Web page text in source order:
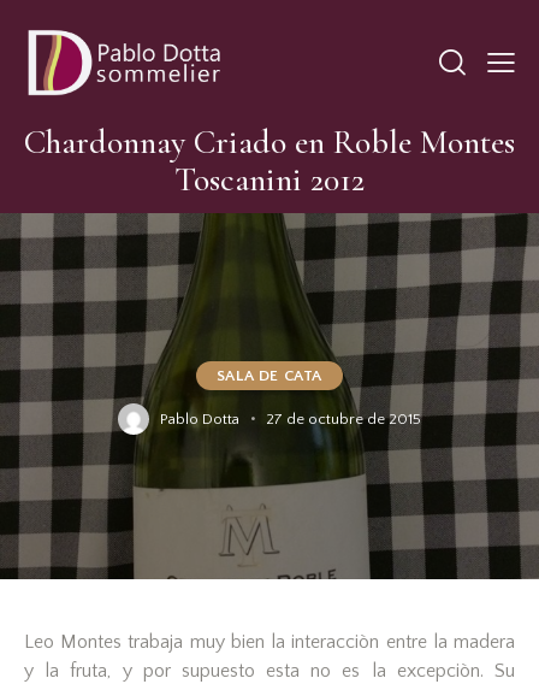
Chardonnay Criado en Roble Montes
Toscanini 2012
SALA DE CATA
Pablo Dotta 27 de octubre de 2015
Leo Montes trabaja muy bien la interacciòn entre la madera
y la fruta, y por supuesto esta no es la excepciòn. Su